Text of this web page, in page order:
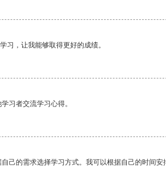
习，让我能够取得更好的成绩。
习者交流学习心得。
己的需求选择学习方式。我可以根据自己的时间安